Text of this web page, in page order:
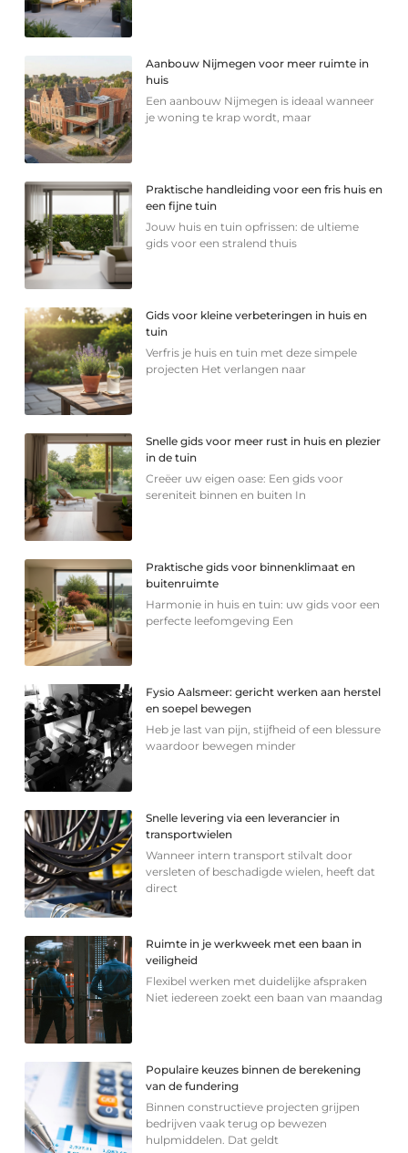
Aanbouw Nijmegen voor meer ruimte in
huis
Een aanbouw Nijmegen is ideaal wanneer
je woning te krap wordt, maar
Praktische handleiding voor een fris huis en
een fijne tuin
Jouw huis en tuin opfrissen: de ultieme
gids voor een stralend thuis
Gids voor kleine verbeteringen in huis en
tuin
Verfris je huis en tuin met deze simpele
projecten Het verlangen naar
Snelle gids voor meer rust in huis en plezier
in de tuin
Creëer uw eigen oase: Een gids voor
sereniteit binnen en buiten In
Praktische gids voor binnenklimaat en
buitenruimte
Harmonie in huis en tuin: uw gids voor een
perfecte leefomgeving Een
Fysio Aalsmeer: gericht werken aan herstel
en soepel bewegen
Heb je last van pijn, stijfheid of een blessure
waardoor bewegen minder
Snelle levering via een leverancier in
transportwielen
Wanneer intern transport stilvalt door
versleten of beschadigde wielen, heeft dat
direct
Ruimte in je werkweek met een baan in
veiligheid
Flexibel werken met duidelijke afspraken
Niet iedereen zoekt een baan van maandag
Populaire keuzes binnen de berekening
van de fundering
Binnen constructieve projecten grijpen
bedrijven vaak terug op bewezen
hulpmiddelen. Dat geldt